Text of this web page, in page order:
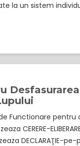
la un sistem
Functionare
CERERE-
DECLARAŢIE-